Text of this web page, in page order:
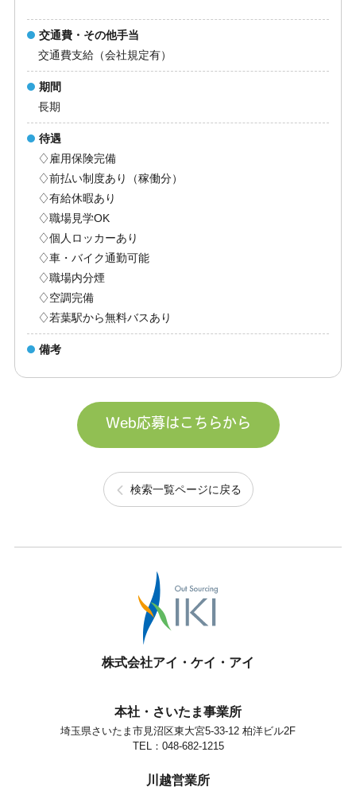
交通費・その他手当
交通費支給（会社規定有）
期間
長期
待遇
♢雇用保険完備
♢前払い制度あり（稼働分）
♢有給休暇あり
♢職場見学OK
♢個人ロッカーあり
♢車・バイク通勤可能
♢職場内分煙
♢空調完備
♢若葉駅から無料バスあり
備考
Web応募はこちらから
検索一覧ページに戻る
株式会社アイ・ケイ・アイ
本社・さいたま事業所
埼玉県さいたま市見沼区東大宮5-33-12 柏洋ビル2F
TEL：048-682-1215
川越営業所